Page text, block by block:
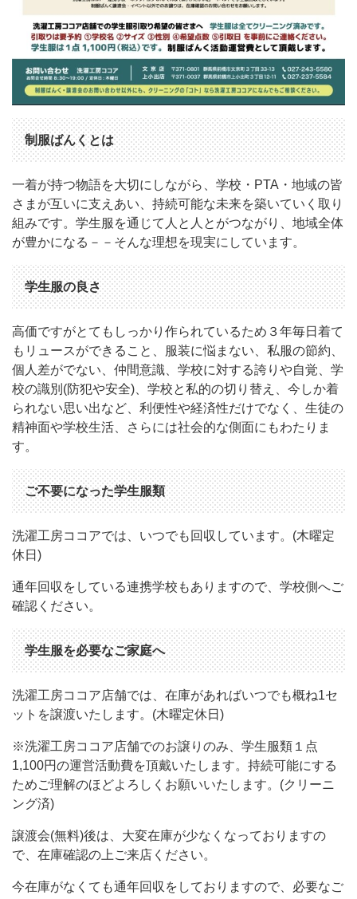
制服ばんくとは
一着が持つ物語を大切にしながら、学校・PTA・地域の皆
さまが互いに支えあい、持続可能な未来を築いていく取り
組みです。学生服を通じて人と人とがつながり、地域全体
が豊かになる－－そんな理想を現実にしています。
学生服の良さ
高価ですがとてもしっかり作られているため３年毎日着て
もリュースができること、服装に悩まない、私服の節約、
個人差がでない、仲間意識、学校に対する誇りや自覚、学
校の識別(防犯や安全)、学校と私的の切り替え、今しか着
られない思い出など、利便性や経済性だけでなく、生徒の
精神面や学校生活、さらには社会的な側面にもわたりま
す。
ご不要になった学生服類
洗濯工房ココアでは、いつでも回収しています。(木曜定
休日)
通年回収をしている連携学校もありますので、学校側へご
確認ください。
学生服を必要なご家庭へ
洗濯工房ココア店舗では、在庫があればいつでも概ね1セ
ットを譲渡いたします。(木曜定休日)
※洗濯工房ココア店舗でのお譲りのみ、学生服類１点
1,100円の運営活動費を頂戴いたします。持続可能にする
ためご理解のほどよろしくお願いいたします。(クリーニ
ング済)
譲渡会(無料)後は、大変在庫が少なくなっておりますの
で、在庫確認の上ご来店ください。
今在庫がなくても通年回収をしておりますので、必要なご